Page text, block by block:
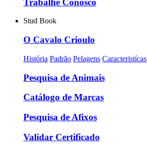
Trabalhe Conosco
Stud Book
O Cavalo Crioulo
História Padrão Pelagens Caracteristícas
Pesquisa de Animais
Catálogo de Marcas
Pesquisa de Afixos
Validar Certificado